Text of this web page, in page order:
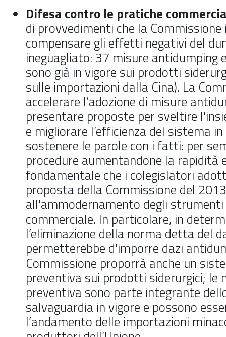
Difesa contro le pratiche
di provvedimenti che la
compensare gli effetti negativi del
ineguagliato: 37 misure antidumping
sono già in vigore sui prodotti
sulle importazioni dalla Cina). La
accelerare l’adozione di misure
presentare proposte per sveltire
e migliorare l’efficienza del sistema
sostenere le parole con i fatti: per
procedure aumentandone la rapidità
fondamentale che i colegislatori
proposta della Commissione del
all'ammodernamento degli
commerciale. In particolare, in
l’eliminazione della norma detta del
permetterebbe d'imporre dazi
Commissione proporrà anche un
preventiva sui prodotti siderurgici; le
preventiva sono parte integrante
salvaguardia in vigore e possono
l’andamento delle importazioni